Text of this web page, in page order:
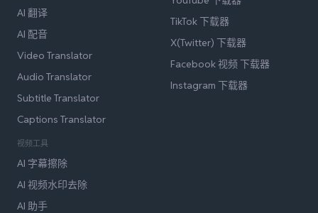
AI 翻译
AI 配音
Video Translator
Audio Translator
Subtitle Translator
Captions Translator
视频工具
AI 字幕擦除
AI 视频水印去除
AI 助手
TikTok 下载器
X(Twitter) 下载器
Facebook 视频 下载器
Instagram 下载器